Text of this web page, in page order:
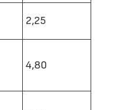
2,25
4,80